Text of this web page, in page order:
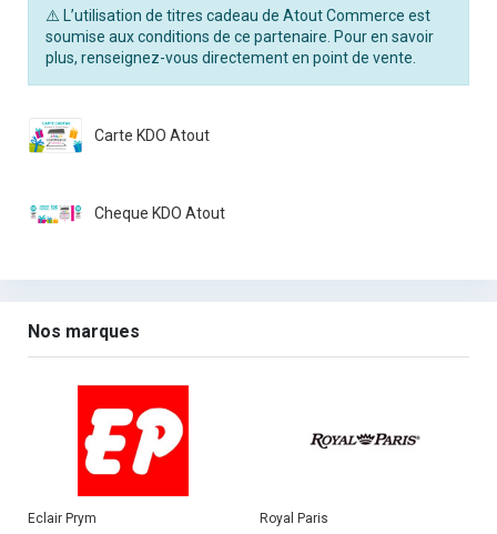
⚠️ L’utilisation de titres cadeau de Atout Commerce est
soumise aux conditions de ce partenaire. Pour en savoir
plus, renseignez-vous directement en point de vente.
Carte KDO Atout
Cheque KDO Atout
Nos marques
Eclair Prym Royal Paris